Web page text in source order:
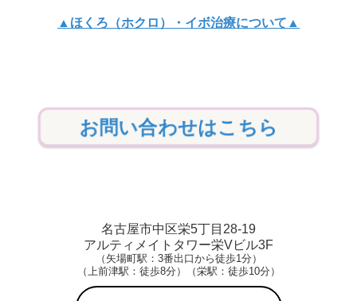
▲ほくろ（ホクロ）・イボ治療について▲
お問い合わせはこちら
名古屋市中区栄5丁目28-19
アルティメイトタワー栄Vビル3F
（矢場町駅：3番出口から徒歩1分）
（上前津駅：徒歩8分）（栄駅：徒歩10分）